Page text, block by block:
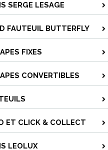
SERGE LESAGE
FAUTEUIL BUTTERFLY
FIXES
CONVERTIBLES
ET CLICK & COLLECT
LEOLUX